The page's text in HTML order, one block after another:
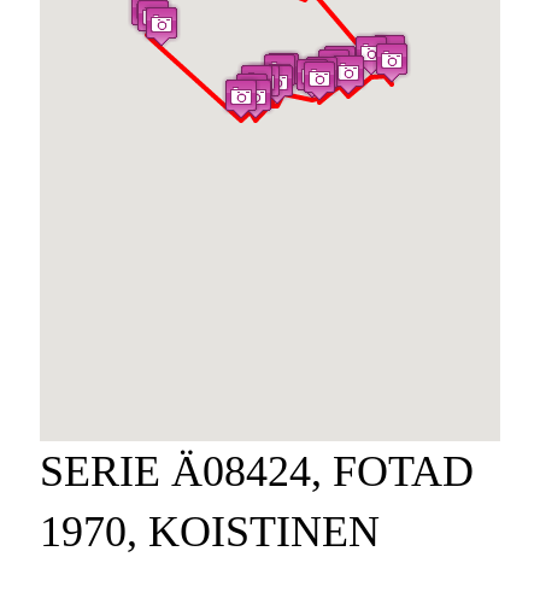
SERIE Ä08424, FOTAD
1970, KOISTINEN